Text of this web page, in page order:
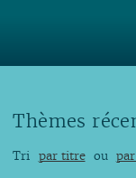
Thèmes
Tri par titre ou